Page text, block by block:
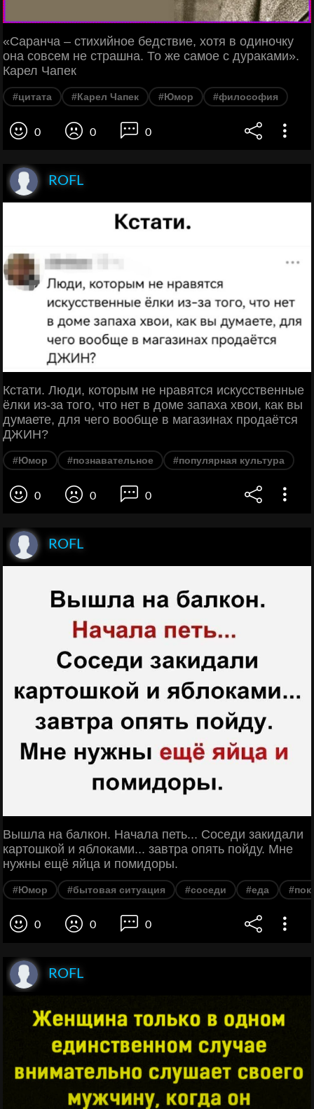
«Саранча – стихийное бедствие, хотя в одиночку
она совсем не страшна. То же самое с дураками».
Карел Чапек
#цитата #Карел Чапек #Юмор #философия
0 0 0
ROFL
Кстати. Люди, которым не нравятся искусственные
ёлки из-за того, что нет в доме запаха хвои, как вы
думаете, для чего вообще в магазинах продаётся
ДЖИН?
#Юмор #познавательное #популярная культура
0 0 0
ROFL
Вышла на балкон. Начала петь... Соседи закидали
картошкой и яблоками... завтра опять пойду. Мне
нужны ещё яйца и помидоры.
#Юмор #бытовая ситуация #соседи #еда
0 0 0
ROFL